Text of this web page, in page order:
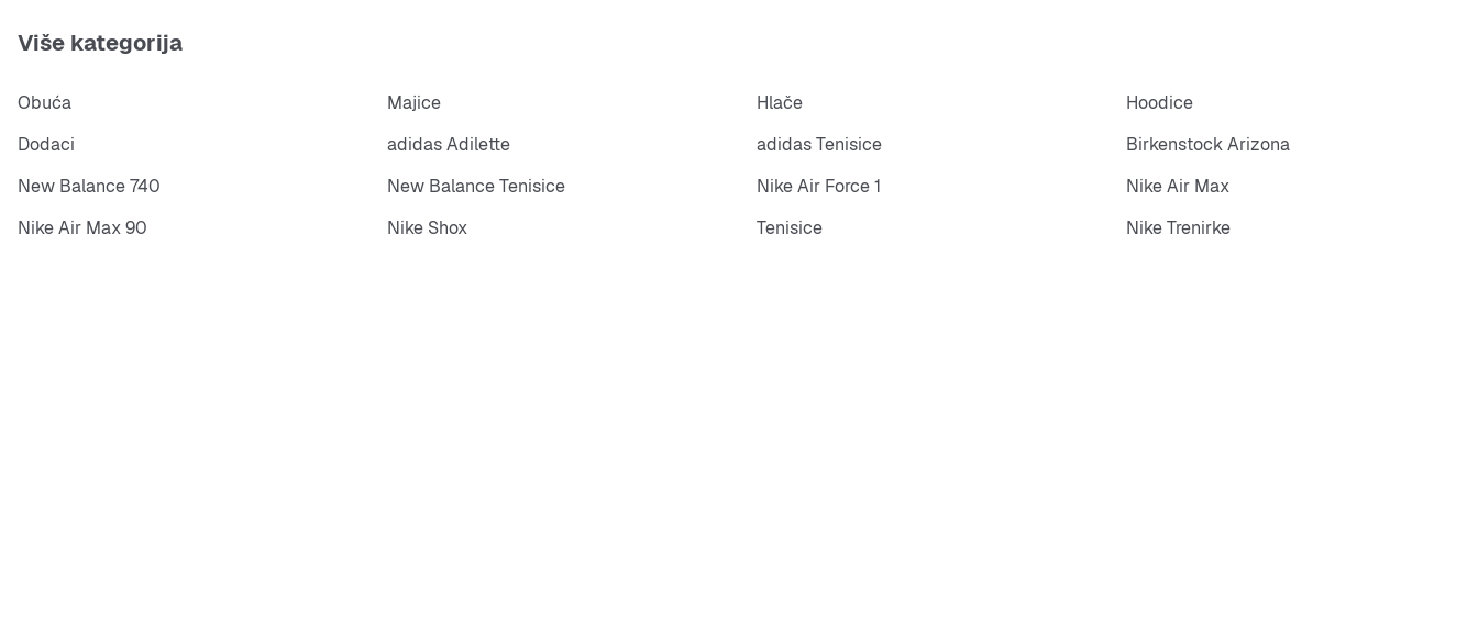
Više kategorija
Obuća Majice Hlače
Hoodice
Dodaci
adidas Adilette adidas Tenisice
Birkenstock Arizona
New Balance 740
New Balance Tenisice Nike Air Force 1
Nike Air Max
Nike Air Max 90
Nike Shox Tenisice Nike Trenirke